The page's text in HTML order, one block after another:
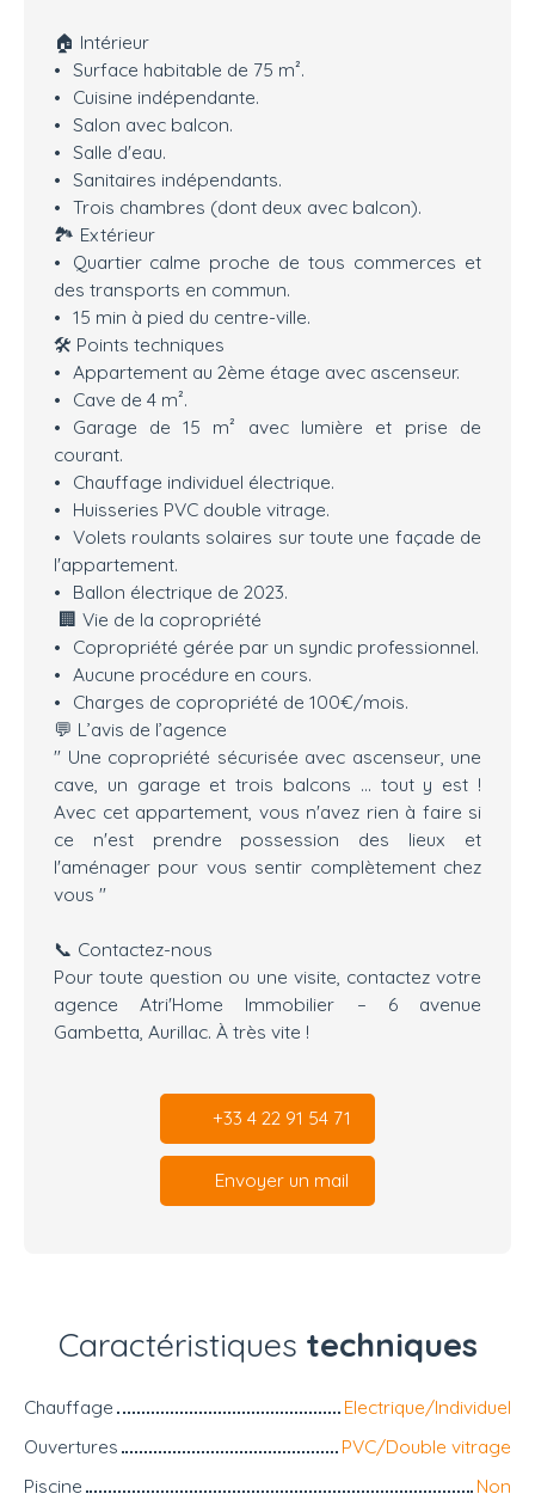
🏠 Intérieur
Surface habitable de 75 m².
Cuisine indépendante.
Salon avec balcon.
Salle d'eau.
Sanitaires indépendants.
Trois chambres (dont deux avec balcon).
🏞️ Extérieur
Quartier calme proche de tous commerces et
des transports en commun.
15 min à pied du centre-ville.
🛠️ Points techniques
Appartement au 2ème étage avec ascenseur.
Cave de 4 m².
Garage de 15 m² avec lumière et prise de
courant.
Chauffage individuel électrique.
Huisseries PVC double vitrage.
Volets roulants solaires sur toute une façade de
l'appartement.
Ballon électrique de 2023.
🏢 Vie de la copropriété
Copropriété gérée par un syndic professionnel.
Aucune procédure en cours.
Charges de copropriété de 100€/mois.
💬 L’avis de l’agence
" Une copropriété sécurisée avec ascenseur, une
cave, un garage et trois balcons ... tout y est !
Avec cet appartement, vous n'avez rien à faire si
ce n'est prendre possession des lieux et
l'aménager pour vous sentir complètement chez
vous "
📞 Contactez-nous
Pour toute question ou une visite, contactez votre
agence Atri'Home Immobilier – 6 avenue
Gambetta, Aurillac. À très vite !
+33 4 22 91 54 71
Envoyer un mail
Caractéristiques techniques
Chauffage
Electrique/Individuel
Ouvertures
PVC/Double vitrage
Piscine
Non